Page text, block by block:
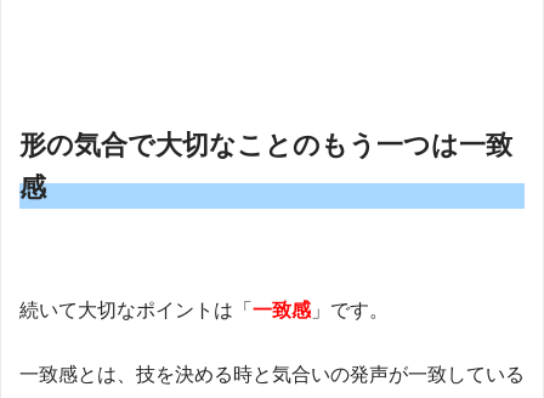
形の気合で大切なことのもう一つは一致
感
続いて大切なポイントは「一致感 」です。
一致感とは、技を決める時と気合いの発声が一致している